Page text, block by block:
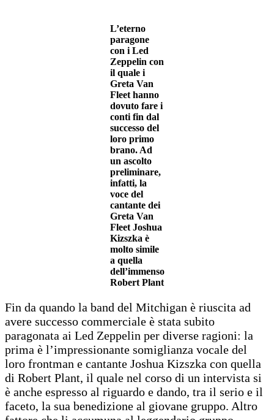
L’eterno
paragone
con i Led
Zeppelin con
il quale i
Greta Van
Fleet hanno
dovuto fare i
conti fin dal
successo del
loro primo
brano. Ad
un ascolto
preliminare,
infatti, la
voce del
cantante dei
Greta Van
Fleet Joshua
Kizszka è
molto simile
a quella
dell’immenso
Robert Plant
Fin da quando la band del Mitchigan è riuscita ad
avere successo commerciale è stata subito
paragonata ai Led Zeppelin per diverse ragioni: la
prima è l’impressionante somiglianza vocale del
loro frontman e cantante Joshua Kizszka con quella
di Robert Plant, il quale nel corso di un intervista si
è anche espresso al riguardo e dando, tra il serio e il
faceto, la sua benedizione al giovane gruppo. Altro